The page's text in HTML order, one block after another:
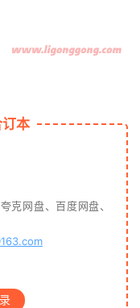
本
克网盘、百度网盘、